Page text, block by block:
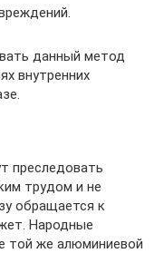
данный метод
внутренних
преследовать
трудом и не
обращается к
Народные
той же алюминиевой